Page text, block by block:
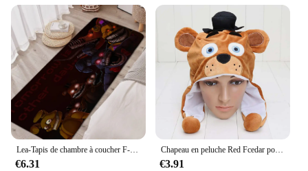
The set's durability makes it an ideal choice for
wholesale vendors and suppliers looking to offer a
reliable and entertaining product to their customers.
The Five Languages of Love Jeux de cartes is not
just a game; it's a tool for fostering emotional
intelligence and enhancing interpersonal
connections.
Lea-Tapis de chambre à coucher F-Five N-Nights at F-Freddy's, tapis de salon, portes amusantes, salle de jeux douce, décoration de la maison
€6.31
Chapeau en peluche Red Fcedar pour femmes, hommes et enfants, chapeau moelleux chaud, poupées environnantes pour cadeaux, jeux de cinq nuits, hiver
€3.91